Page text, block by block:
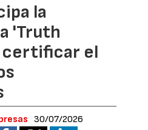
la
'Truth
certificar el
30/07/2026